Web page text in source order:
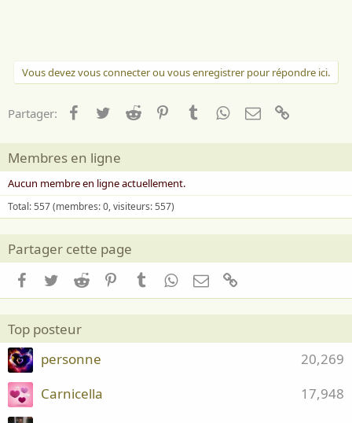
Vous devez vous connecter ou vous enregistrer pour répondre ici.
Partager: Facebook
TwitterReddit PinterestTumblrWhatsApp
Email
Membres en ligne
Aucun membre en ligne actuellement.
Total: 557 (membres: 0, visiteurs: 557)
Partager cette page
Facebook
TwitterReddit PinterestTumblrWhatsApp
Email
Top posteur
20,269
personne
17,948
Carnicella